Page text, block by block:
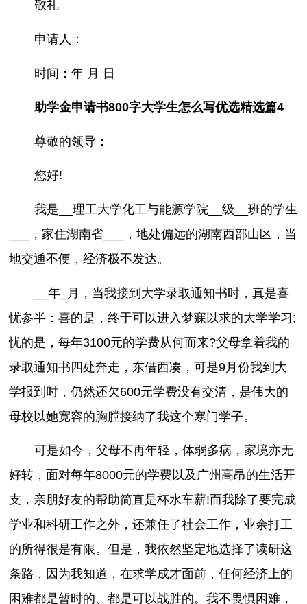
敬礼
申请人：
时间：年 月 日
助学金申请书800字大学生怎么写优选精选篇4
尊敬的领导：
您好!
我是__理工大学化工与能源学院__级__班的学生
___，家住湖南省___，地处偏远的湖南西部山区，当
地交通不便，经济极不发达。
__年_月，当我接到大学录取通知书时，真是喜
忧参半：喜的是，终于可以进入梦寐以求的大学学习;
忧的是，每年3100元的学费从何而来?父母拿着我的
录取通知书四处奔走，东借西凑，可是9月份我到大
学报到时，仍然还欠600元学费没有交清，是伟大的
母校以她宽容的胸膛接纳了我这个寒门学子。
可是如今，父母不再年轻，体弱多病，家境亦无
好转，面对每年8000元的学费以及广州高昂的生活开
支，亲朋好友的帮助简直是杯水车薪!而我除了要完成
学业和科研工作之外，还兼任了社会工作，业余打工
的所得很是有限。但是，我依然坚定地选择了读研这
条路，因为我知道，在求学成才面前，任何经济上的
困难都是暂时的、都是可以战胜的。我不畏惧困难，